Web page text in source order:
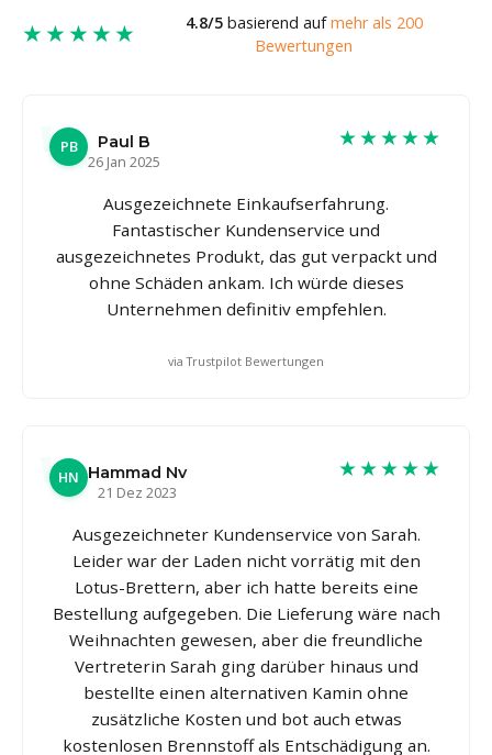
★★★★★ 4.8/5basierend aufmehr als 200
Bewertungen
PB
Paul B
26 Jan 2025
★★★★★
Ausgezeichnete Einkaufserfahrung.
Fantastischer Kundenservice und
ausgezeichnetes Produkt, das gut verpackt und
ohne Schäden ankam. Ich würde dieses
Unternehmen definitiv empfehlen.
via Trustpilot Bewertungen
HN Hammad Nv
21 Dez 2023
★★★★★
Ausgezeichneter Kundenservice von Sarah.
Leider war der Laden nicht vorrätig mit den
Lotus-Brettern, aber ich hatte bereits eine
Bestellung aufgegeben. Die Lieferung wäre nach
Weihnachten gewesen, aber die freundliche
Vertreterin Sarah ging darüber hinaus und
bestellte einen alternativen Kamin ohne
zusätzliche Kosten und bot auch etwas
kostenlosen Brennstoff als Entschädigung an.